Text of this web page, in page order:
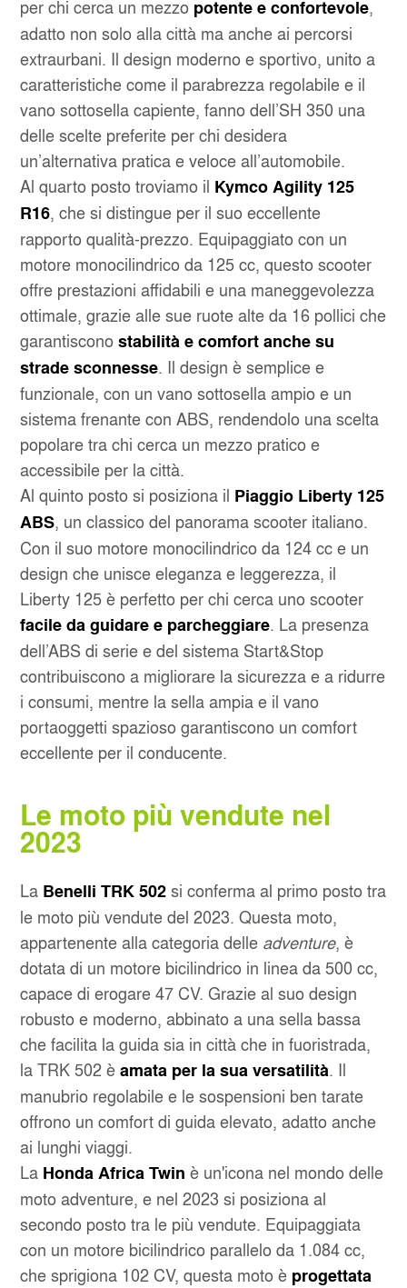
per chi cerca un mezzo potente e confortevole,
adatto non solo alla città ma anche ai percorsi
extraurbani. Il design moderno e sportivo, unito a
caratteristiche come il parabrezza regolabile e il
vano sottosella capiente, fanno dell’SH 350 una
delle scelte preferite per chi desidera
un’alternativa pratica e veloce all’automobile.
Al quarto posto troviamo il Kymco Agility 125
R16, che si distingue per il suo eccellente
rapporto qualità-prezzo. Equipaggiato con un
motore monocilindrico da 125 cc, questo scooter
offre prestazioni affidabili e una maneggevolezza
ottimale, grazie alle sue ruote alte da 16 pollici che
garantisconostabilità e comfort anche su
strade sconnesse. Il design è semplice e
funzionale, con un vano sottosella ampio e un
sistema frenante con ABS, rendendolo una scelta
popolare tra chi cerca un mezzo pratico e
accessibile per la città.
Al quinto posto si posiziona il Piaggio Liberty 125
ABS, un classico del panorama scooter italiano.
Con il suo motore monocilindrico da 124 cc e un
design che unisce eleganza e leggerezza, il
Liberty 125 è perfetto per chi cerca uno scooter
facile da guidare e parcheggiare. La presenza
dell’ABS di serie e del sistema Start&Stop
contribuiscono a migliorare la sicurezza e a ridurre
i consumi, mentre la sella ampia e il vano
portaoggetti spazioso garantiscono un comfort
eccellente per il conducente.
Le moto più vendute nel
2023
La Benelli TRK 502si conferma al primo posto tra
le moto più vendute del 2023. Questa moto,
appartenente alla categoria delle adventure, è
dotata di un motore bicilindrico in linea da 500 cc,
capace di erogare 47 CV. Grazie al suo design
robusto e moderno, abbinato a una sella bassa
che facilita la guida sia in città che in fuoristrada,
la TRK 502 èamata per la sua versatilità. Il
manubrio regolabile e le sospensioni ben tarate
offrono un comfort di guida elevato, adatto anche
ai lunghi viaggi.
La Honda Africa Twin è un'icona nel mondo delle
moto adventure, e nel 2023 si posiziona al
secondo posto tra le più vendute. Equipaggiata
con un motore bicilindrico parallelo da 1.084 cc,
che sprigiona 102 CV, questa moto è progettata